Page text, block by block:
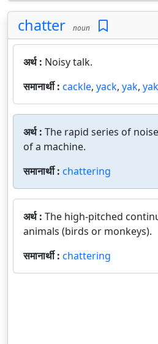
chatter noun
अर्थ : Noisy talk.
समानार्थी : cackle, yack, yak,
अर्थ : The rapid series of
of a machine.
समानार्थी : chattering
अर्थ : The high-pitched
animals (birds or monkeys).
समानार्थी : chattering